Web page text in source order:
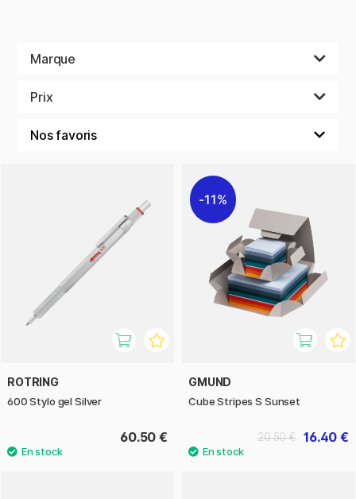
Marque
Prix
ROTRING
600 Stylo gel Silver
60.50 €
11%
GMUND
Cube Stripes S Sunset
16.40 €
20.50 €